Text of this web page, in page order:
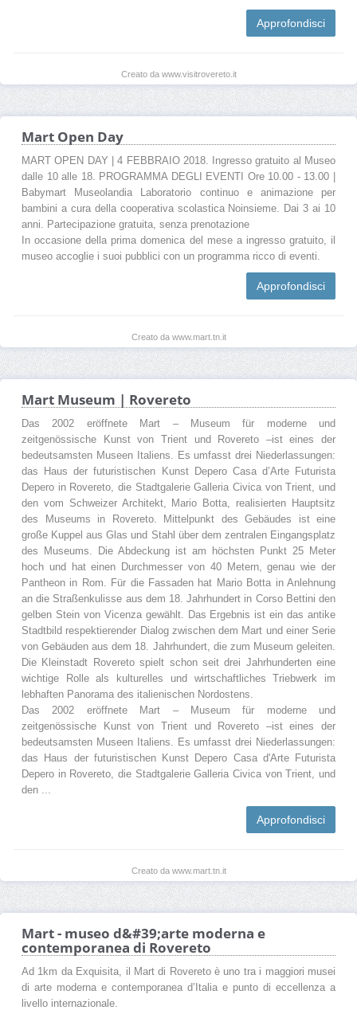
Approfondisci
Creato da www.visitrovereto.it
Mart Open Day
MART OPEN DAY | 4 FEBBRAIO 2018. Ingresso gratuito al Museo
dalle 10 alle 18. PROGRAMMA DEGLI EVENTI Ore 10.00 - 13.00 |
Babymart Museolandia Laboratorio continuo e animazione per
bambini a cura della cooperativa scolastica Noinsieme. Dai 3 ai 10
anni. Partecipazione gratuita, senza prenotazione
In occasione della prima domenica del mese a ingresso gratuito, il
museo accoglie i suoi pubblici con un programma ricco di eventi.
Approfondisci
Creato da www.mart.tn.it
Mart Museum | Rovereto
Das 2002 eröffnete Mart – Museum für moderne und
zeitgenössische Kunst von Trient und Rovereto –ist eines der
bedeutsamsten Museen Italiens. Es umfasst drei Niederlassungen:
das Haus der futuristischen Kunst Depero Casa d’Arte Futurista
Depero in Rovereto, die Stadtgalerie Galleria Civica von Trient, und
den vom Schweizer Architekt, Mario Botta, realisierten Hauptsitz
des Museums in Rovereto. Mittelpunkt des Gebäudes ist eine
große Kuppel aus Glas und Stahl über dem zentralen Eingangsplatz
des Museums. Die Abdeckung ist am höchsten Punkt 25 Meter
hoch und hat einen Durchmesser von 40 Metern, genau wie der
Pantheon in Rom. Für die Fassaden hat Mario Botta in Anlehnung
an die Straßenkulisse aus dem 18. Jahrhundert in Corso Bettini den
gelben Stein von Vicenza gewählt. Das Ergebnis ist ein das antike
Stadtbild respektierender Dialog zwischen dem Mart und einer Serie
von Gebäuden aus dem 18. Jahrhundert, die zum Museum geleiten.
Die Kleinstadt Rovereto spielt schon seit drei Jahrhunderten eine
wichtige Rolle als kulturelles und wirtschaftliches Triebwerk im
lebhaften Panorama des italienischen Nordostens.
Das 2002 eröffnete Mart – Museum für moderne und
zeitgenössische Kunst von Trient und Rovereto –ist eines der
bedeutsamsten Museen Italiens. Es umfasst drei Niederlassungen:
das Haus der futuristischen Kunst Depero Casa d'Arte Futurista
Depero in Rovereto, die Stadtgalerie Galleria Civica von Trient, und
den ...
Approfondisci
Creato da www.mart.tn.it
Mart - museo d&#39;arte moderna e
contemporanea di Rovereto
Ad 1km da Exquisita, il Mart di Rovereto è uno tra i maggiori musei
di arte moderna e contemporanea d’Italia e punto di eccellenza a
livello internazionale.